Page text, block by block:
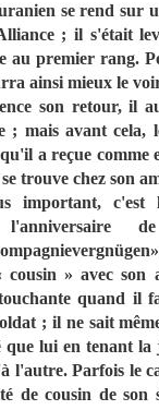
se rend sur
; il s'était
au premier rang.
ainsi mieux le
son retour, il
mais avant cela,
a reçue comme
trouve chez son
important, c'est
l'anniversaire
» avec son
quand il
; il ne sait
lui en tenant la
l'autre. Parfois le
de cousin de son